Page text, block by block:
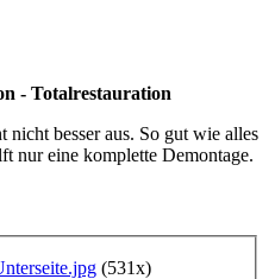
- Totalrestauration
nicht besser aus. So gut wie alles
nur eine komplette Demontage.
(531x)